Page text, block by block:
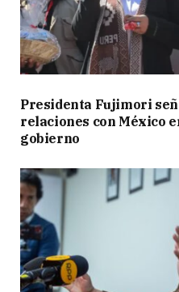
Presidenta Fujimori
relaciones con México
gobierno